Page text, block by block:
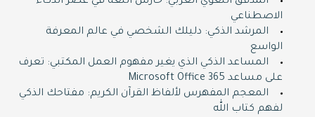
الاصطناعي
المرشد الذكي: دليلك الشخصي في عالم المعرفة
الواسع
المساعد الذكي الذي يغير مفهوم العمل المكتبي: تعرف
على مساعد Microsoft Office 365
المعجم المفهرس لألفاظ القرآن الكريم: مفتاحك الذكي
لفهم كتاب الله